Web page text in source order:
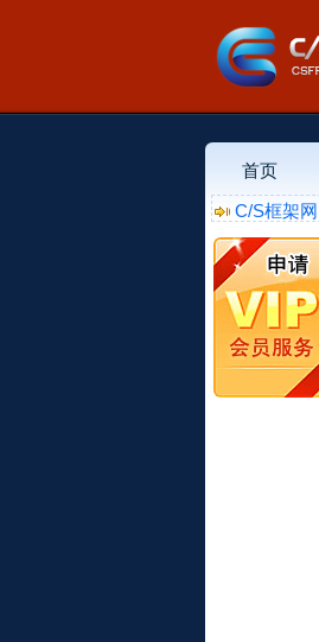
首页
C/S框架网